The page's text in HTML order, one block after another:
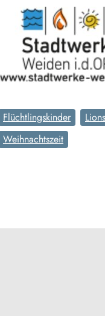
Flüchtlingskinder
Weihnachtszeit